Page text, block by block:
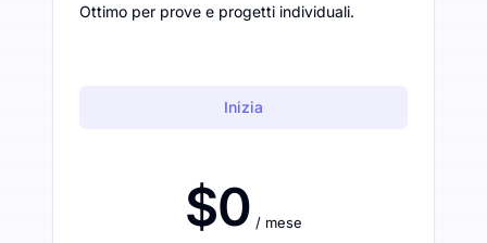
Ottimo per prove e progetti individuali.
Inizia
$0 / mese